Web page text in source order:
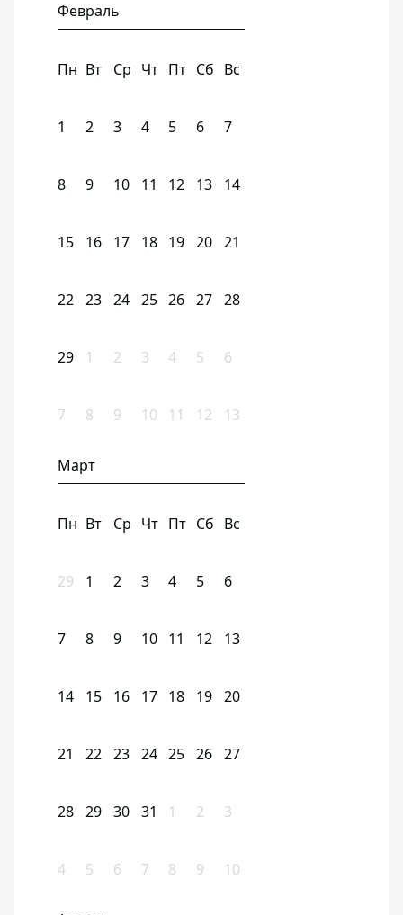
Февраль
Пн Вт Ср Чт Пт Сб Вс
1 2 3 4 5 6 7
8 9 10 11 12 13 14
15 16 17 18 19 20 21
22 23 24 25 26 27 28
29 1 2 3 4 5 6
7 8 9 10 11 12 13
Март
Пн Вт Ср Чт Пт Сб Вс
29 1 2 3 4 5 6
7 8 9 10 11 12 13
14 15 16 17 18 19 20
21 22 23 24 25 26 27
28 29 30 31 1 2 3
4 5 6 7 8 9 10